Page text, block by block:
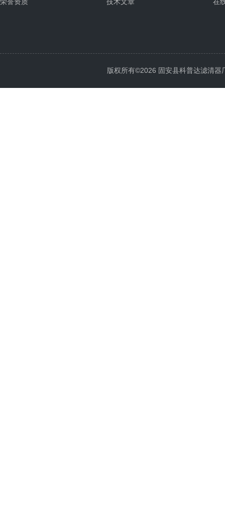
版权所有©2026 固安县科普达滤清